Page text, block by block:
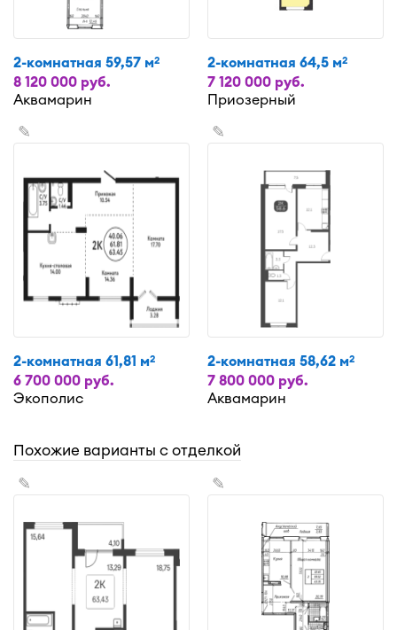
2-комнатная 59,57 м2
8 120 000 руб.
Аквамарин
2-комнатная 64,5 м2
7 120 000 руб.
Приозерный
✎
2-комнатная 61,81 м2
6 700 000 руб.
Экополис
✎
2-комнатная 58,62 м2
7 800 000 руб.
Аквамарин
Похожие варианты с отделкой
✎ ✎